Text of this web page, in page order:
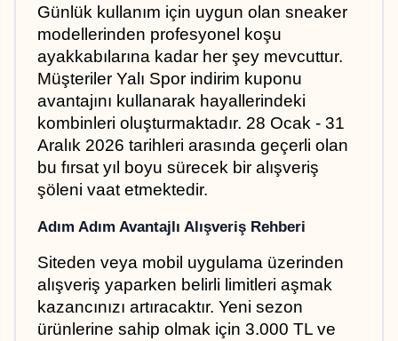
Günlük kullanım için uygun olan sneaker
modellerinden profesyonel koşu
ayakkabılarına kadar her şey mevcuttur.
Müşteriler Yalı Spor indirim kuponu
avantajını kullanarak hayallerindeki
kombinleri oluşturmaktadır. 28 Ocak - 31
Aralık 2026 tarihleri arasında geçerli olan
bu fırsat yıl boyu sürecek bir alışveriş
şöleni vaat etmektedir.
Adım Adım Avantajlı Alışveriş Rehberi
Siteden veya mobil uygulama üzerinden
alışveriş yaparken belirli limitleri aşmak
kazancınızı artıracaktır. Yeni sezon
ürünlerine sahip olmak için 3.000 TL ve